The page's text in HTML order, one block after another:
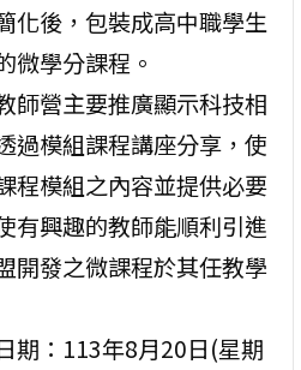
化後，包裝成高中職學生
微學分課程。
師營主要推廣顯示科技相
過模組課程講座分享，使
程模組之內容並提供必要
有興趣的教師能順利引進
開發之微課程於其任教學
期：113年8月20日(星期